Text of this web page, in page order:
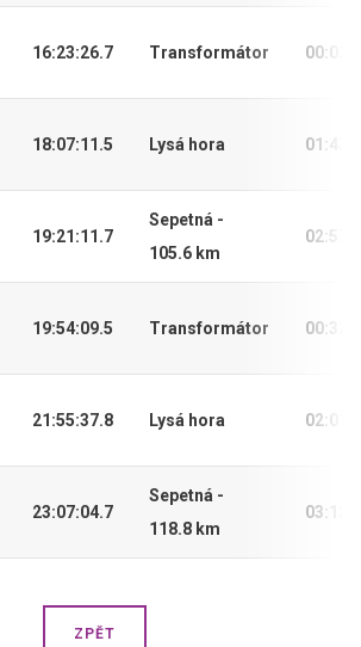
16:23:26.7 Transformátor
18:07:11.5 Lysá hora
19:21:11.7
Sepetná -
105.6 km
19:54:09.5 Transformátor
21:55:37.8 Lysá hora
23:07:04.7
Sepetná -
118.8 km
ZPĚT